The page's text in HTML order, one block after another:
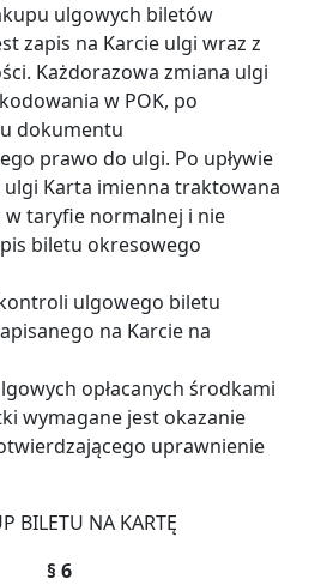
ulgowych biletów
zapis na Karcie ulgi wraz z
Każdorazowa zmiana ulgi
w POK, po
dokumentu
prawo do ulgi. Po upływie
Karta imienna traktowana
w taryfie normalnej i nie
biletu okresowego
ulgowego biletu
na Karcie na
opłacanych środkami
wymagane jest okazanie
uprawnienie
BILETU NA KARTĘ
§ 6